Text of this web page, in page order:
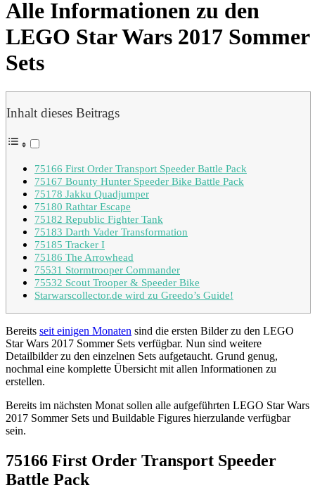
Alle Informationen zu den
LEGO Star Wars 2017 Sommer
Sets
Inhalt dieses Beitrags
75166 First Order Transport Speeder Battle Pack
75167 Bounty Hunter Speeder Bike Battle Pack
75178 Jakku Quadjumper
75180 Rathtar Escape
75182 Republic Fighter Tank
75183 Darth Vader Transformation
75185 Tracker I
75186 The Arrowhead
75531 Stormtrooper Commander
75532 Scout Trooper & Speeder Bike
Starwarscollector.de wird zu Greedo’s Guide!
Bereits seit einigen Monaten sind die ersten Bilder zu den LEGO
Star Wars 2017 Sommer Sets verfügbar. Nun sind weitere
Detailbilder zu den einzelnen Sets aufgetaucht. Grund genug,
nochmal eine komplette Übersicht mit allen Informationen zu
erstellen.
Bereits im nächsten Monat sollen alle aufgeführten LEGO Star Wars
2017 Sommer Sets und Buildable Figures hierzulande verfügbar
sein.
75166 First Order Transport Speeder
Battle Pack